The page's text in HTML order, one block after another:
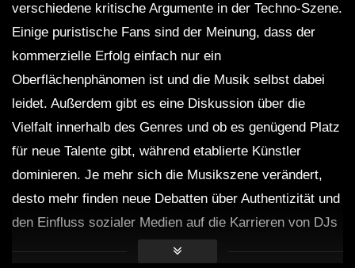
verschiedene kritische Argumente in der Techno-Szene.
Einige puristische Fans sind der Meinung, dass der
kommerzielle Erfolg einfach nur ein
Oberflächenphänomen ist und die Musik selbst dabei
leidet. Außerdem gibt es eine Diskussion über die
Vielfalt innerhalb des Genres und ob es genügend Platz
für neue Talente gibt, während etablierte Künstler
dominieren. Je mehr sich die Musikszene verändert,
desto mehr finden neue Debatten über Authentizität und
den Einfluss sozialer Medien auf die Karrieren von DJs